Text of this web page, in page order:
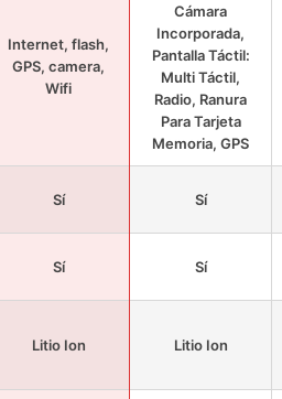
Internet, flash,
GPS, camera,
Wifi
Cámara
Incorporada,
Pantalla Táctil:
Multi Táctil,
Radio, Ranura
Para Tarjeta
Memoria, GPS
Sí Sí
Sí Sí
Litio Ion Litio Ion